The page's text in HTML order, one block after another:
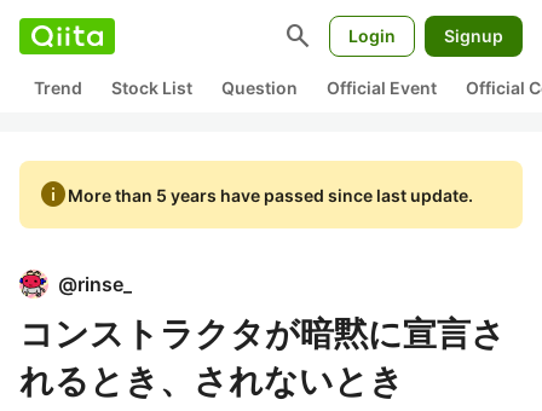
search Login Signup
Trend Stock List Question Official Event Official
infoMore than 5 years have passed since last update.
@rinse_
コンストラクタが暗黙に宣言さ
れるとき、されないとき